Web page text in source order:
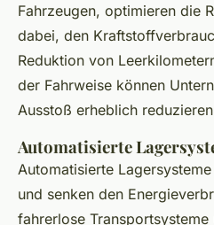
Fahrzeugen, optimieren die
dabei, den
Reduktion von
der Fahrweise können
Ausstoß erheblich
Automatisierte
Automatisierte
und senken den
fahrerlose Transportsysteme